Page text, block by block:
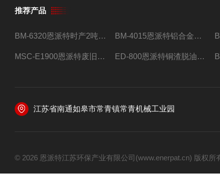
推荐产品
BM-6320恩派特时产2吨合金钢屑压饼机 BM-4015恩派特铝合金屑压饼机 脱油效果好
MSC-E1900恩派特废旧锂电池极片破碎处理设备 ED-800恩派特铜渣脱油机废铜屑铝屑甩油机
江苏省南通如皋市常青镇常青机械工业园
© 2026 恩派特江苏环保产业有限公司(www.enerpat.cn) 版权